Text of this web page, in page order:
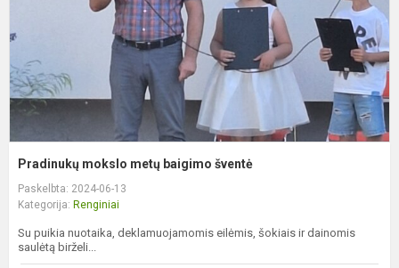
Pradinukų mokslo metų baigimo šventė
Paskelbta: 2024-06-13
Kategorija: Renginiai
Su puikia nuotaika, deklamuojamomis eilėmis, šokiais ir dainomis
saulėtą birželi...